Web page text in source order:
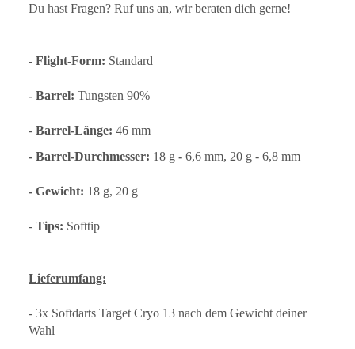
Du hast Fragen? Ruf uns an, wir beraten dich gerne!
- Flight-Form: Standard
- Barrel: Tungsten 90%
- Barrel-Länge: 46 mm
- Barrel-Durchmesser: 18 g - 6,6 mm, 20 g - 6,8 mm
- Gewicht: 18 g, 20 g
- Tips: Softtip
Lieferumfang:
- 3x Softdarts Target Cryo 13 nach dem Gewicht deiner
Wahl